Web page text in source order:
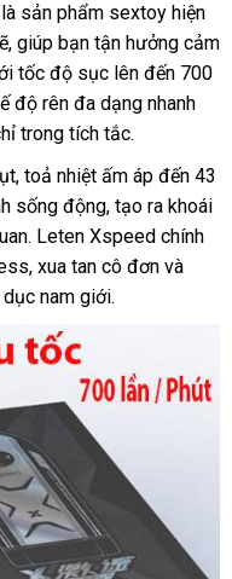
sản phẩm sextoy hiện
giúp bạn tận hưởng cảm
tốc độ sục lên đến 700
độ rên đa dạng nhanh
trong tích tắc.
toả nhiệt ấm áp đến 43
sống động, tạo ra khoái
Leten Xspeed chính
xua tan cô đơn và
nam giới.